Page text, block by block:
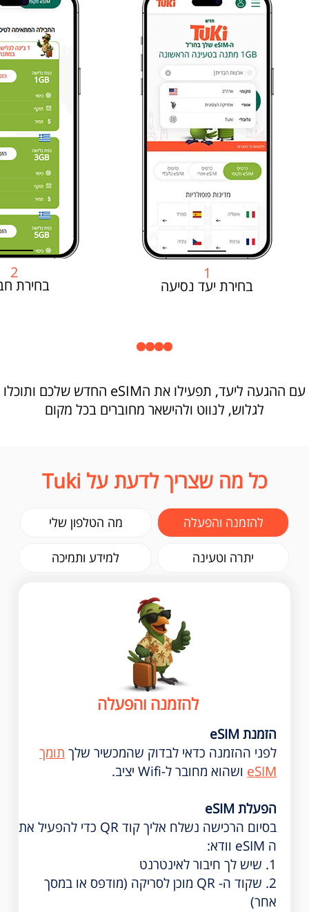
1
בחירת יעד נסיעה
2
בחירת
עם ההגעה ליעד, תפעילו את הeSIM החדש שלכם ותוכלו
לגלוש, לנווט ולהישאר מחוברים בכל מקום
כל מה שצריך לדעת על Tuki
להזמנה והפעלה מה הטלפון שלי
יתרה וטעינה למידע ותמיכה
להזמנה והפעלה
הזמנת eSIM
לפני ההזמנה כדאי לבדוק שהמכשיר שלך תומך
eSIM ושהוא מחובר ל-Wifi יציב.
הפעלת eSIM
בסיום הרכישה נשלח אליך קוד QR כדי להפעיל את
ה eSIM וודא:
1. שיש לך חיבור לאינטרנט
2. שקוד ה- QR מוכן לסריקה (מודפס או במסך
אחר)